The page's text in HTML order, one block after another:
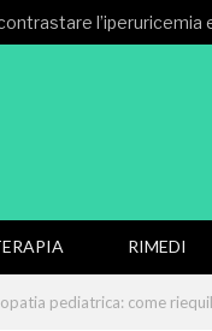
l’iperuricemia
RIMEDI
pediatrica: come